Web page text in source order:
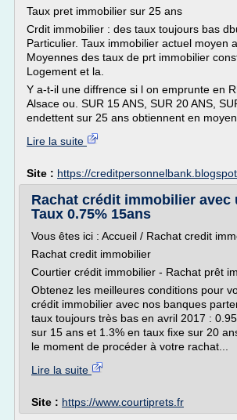
Taux pret immobilier sur 25 ans
Crdit immobilier : des taux toujours bas
Particulier. Taux immobilier actuel moyen
Moyennes des taux de prt immobilier
Logement et la.
Y a-t-il une diffrence si l on emprunte en
Alsace ou. SUR 15 ANS, SUR 20 ANS,
endettent sur 25 ans obtiennent en
Lire la suite
Site : https://
Rachat crédit immobilier avec
Taux 0.75% 15ans
Vous êtes ici : Accueil / Rachat credit
Rachat credit immobilier
Courtier crédit immobilier - Rachat prêt
Obtenez les meilleures conditions pour
crédit immobilier avec nos banques
taux toujours très bas en avril 2017 :
sur 15 ans et 1.3% en taux fixe sur 20
le moment de procéder à votre rachat...
Lire la suite
Site : https://www.courtiprets.fr